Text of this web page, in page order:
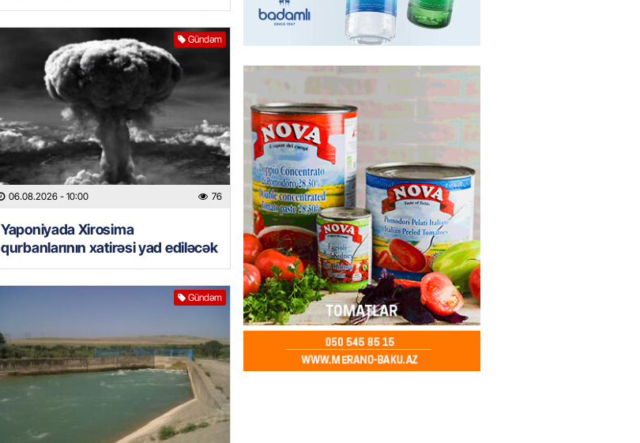
Gündəm
06.08.2026 - 10:00 76
Yaponiyada Xirosima
qurbanlarının xatirəsi yad ediləcək
Gündəm
06.08.2026- 11:00 69
MANŞET
Türkiyə Qara dənizdə mülki gəmilərə
hücumları qəbuledilməz hesab edir
06.08.2026- 10:45
HIDROMETEOROLOGIYA
Bu ərazilərə yağış yağıb
06.08.2026- 10:30 65
BANNER
Bu ölkəyə yayda qar yağdı
06.08.2026- 10:15 83
GÜNDƏM
Yaponiyada Xirosima qurbanlarının
xatirəsi yad ediləcək
06.08.2026- 10:00 76